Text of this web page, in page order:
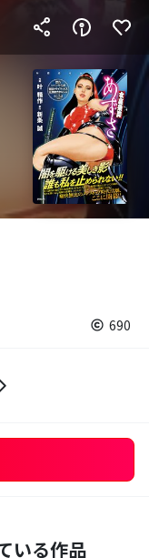
690
いる作品